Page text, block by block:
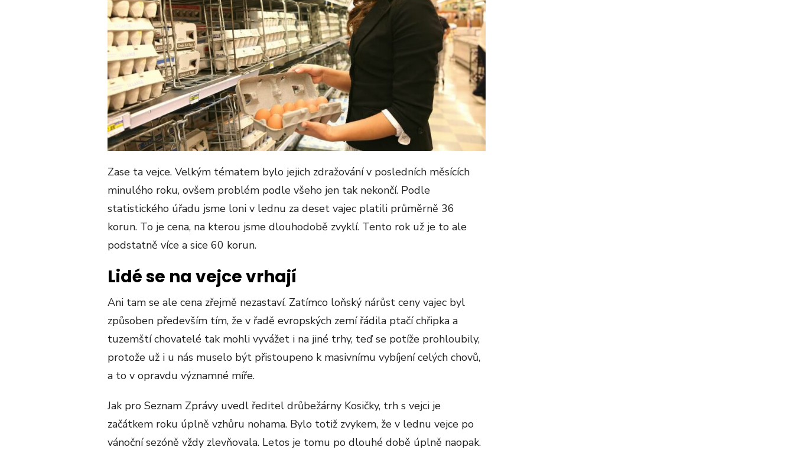
Zase ta vejce. Velkým tématem bylo jejich zdražování v posledních měsících
minulého roku, ovšem problém podle všeho jen tak nekončí. Podle
statistického úřadu jsme loni v lednu za deset vajec platili průměrně 36
korun. To je cena, na kterou jsme dlouhodobě zvyklí. Tento rok už je to ale
podstatně více a sice 60 korun.
Lidé se na vejce vrhají
Ani tam se ale cena zřejmě nezastaví. Zatímco loňský nárůst ceny vajec byl
způsoben především tím, že v řadě evropských zemí řádila ptačí chřipka a
tuzemští chovatelé tak mohli vyvážet i na jiné trhy, teď se potíže prohloubily,
protože už i u nás muselo být přistoupeno k masivnímu vybíjení celých chovů,
a to v opravdu významné míře.
Jak pro Seznam Zprávy uvedl ředitel drůbežárny Kosičky, trh s vejci je
začátkem roku úplně vzhůru nohama. Bylo totiž zvykem, že v lednu vejce po
vánoční sezóně vždy zlevňovala. Letos je tomu po dlouhé době úplně naopak.